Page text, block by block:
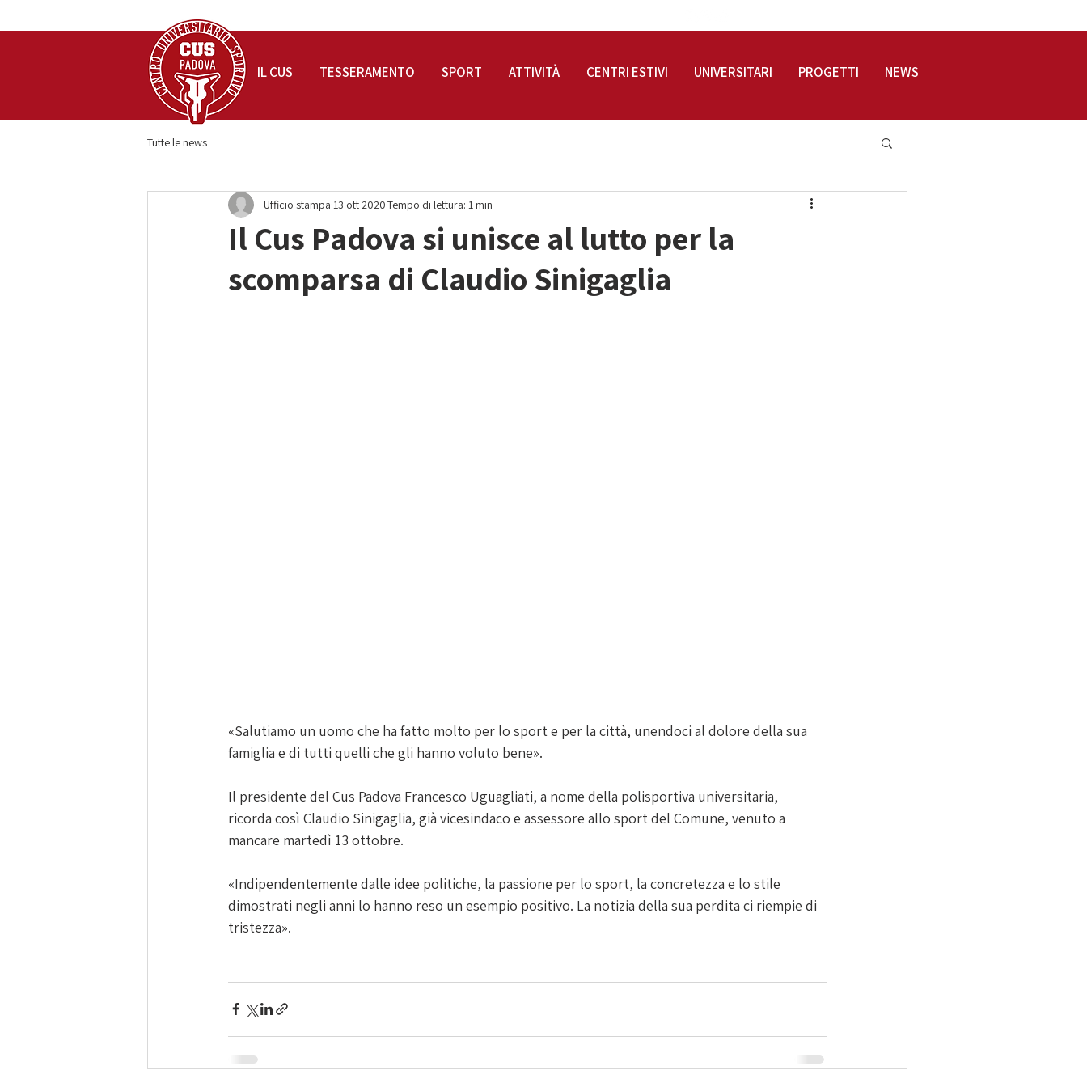
Tutte le news
Il Cus Padova si unisce al lutto per la
scomparsa di Claudio Sinigaglia
Ufficio stampa 13 ott 2020Tempo di lettura: 1 min
«Salutiamo un uomo che ha fatto molto per lo sport e per la città, unendoci al dolore della sua
famiglia e di tutti quelli che gli hanno voluto bene».
Il presidente del Cus Padova Francesco Uguagliati, a nome della polisportiva universitaria,
ricorda così Claudio Sinigaglia, già vicesindaco e assessore allo sport del Comune, venuto a
mancare martedì 13 ottobre.
«Indipendentemente dalle idee politiche, la passione per lo sport, la concretezza e lo stile
dimostrati negli anni lo hanno reso un esempio positivo. La notizia della sua perdita ci riempie di
tristezza».
IL CUS TESSERAMENTO SPORT ATTIVITÀ CENTRI ESTIVI UNIVERSITARI PROGETTI NEWS